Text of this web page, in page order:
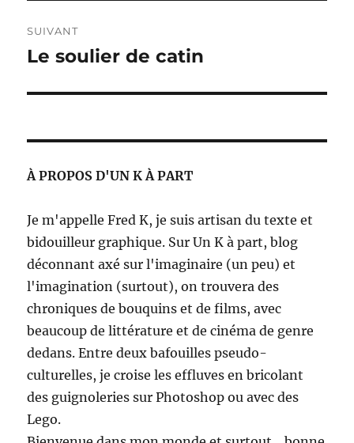
SUIVANT
Publication
Le soulier de catin
À PROPOS D'UN K À PART
Je m'appelle Fred K, je suis artisan du texte et
bidouilleur graphique. Sur Un K à part, blog
déconnant axé sur l'imaginaire (un peu) et
l'imagination (surtout), on trouvera des
chroniques de bouquins et de films, avec
beaucoup de littérature et de cinéma de genre
dedans. Entre deux bafouilles pseudo-
culturelles, je croise les effluves en bricolant
des guignoleries sur Photoshop ou avec des
Lego.